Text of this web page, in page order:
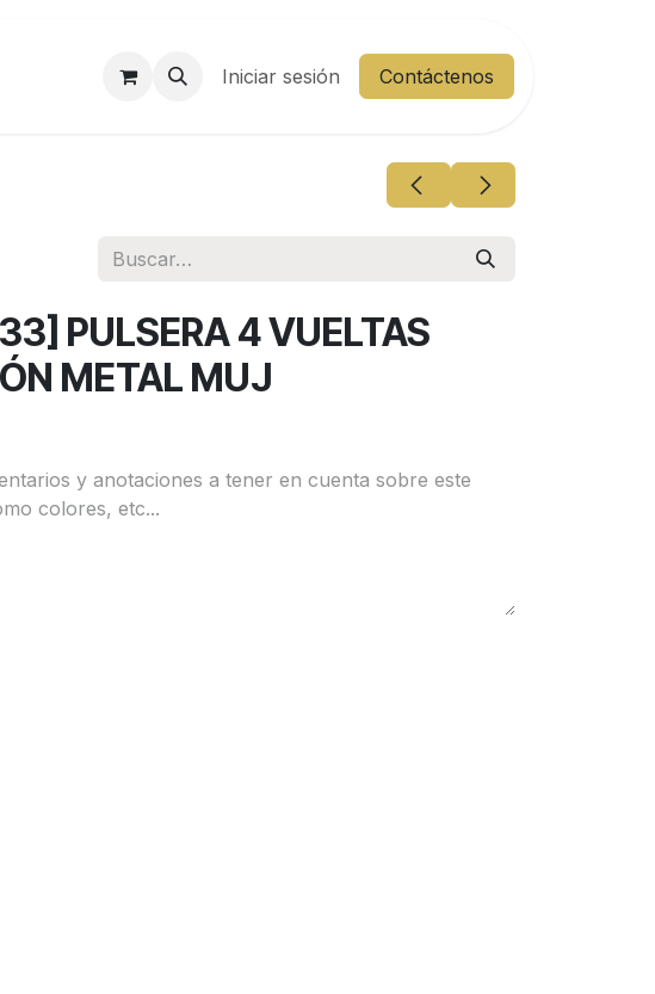
Frecuentes Área Cliente
Iniciar sesión Contáctenos
PULSERA 4 VUELTAS
METAL MUJ